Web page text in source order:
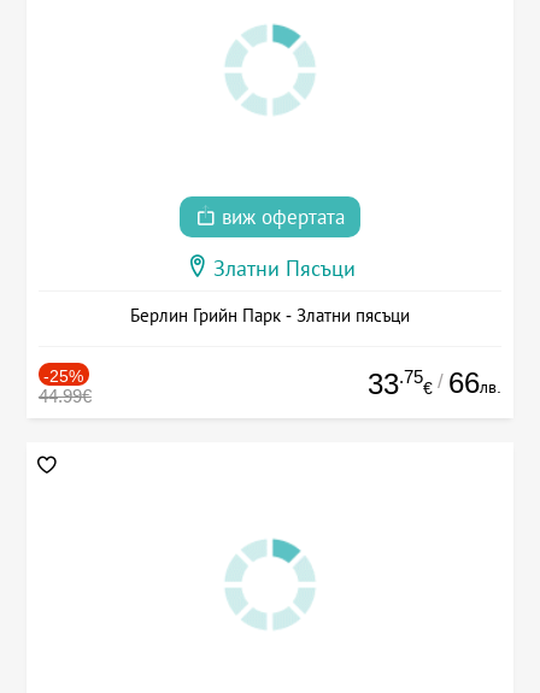
виж офертата
Златни Пясъци
Берлин Грийн Парк - Златни пясъци
-25%
44.99€ 33.75
€ / 66лв.